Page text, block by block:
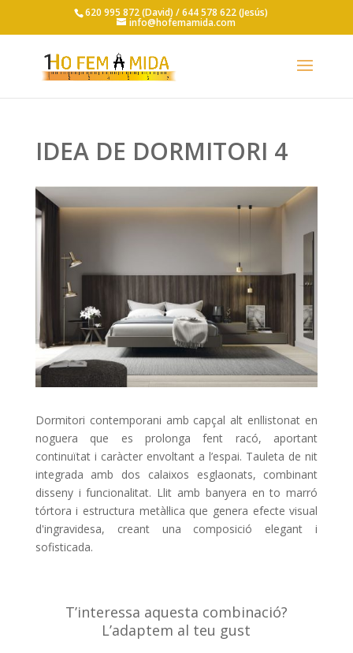
620 995 872 (David) /644 578 622 (Jesús)
info@hofemamida.com
IDEA DE DORMITORI 4
Dormitori contemporani amb capçal alt enllistonat en
noguera que es prolonga fent racó, aportant
continuïtat i caràcter envoltant a l’espai. Tauleta de nit
integrada amb dos calaixos esglaonats, combinant
disseny i funcionalitat. Llit amb banyera en to marró
tórtora i estructura metàl·lica que genera efecte visual
d'ingravidesa, creant una composició elegant i
sofisticada.
T’interessa aquesta combinació?
L’adaptem al teu gust